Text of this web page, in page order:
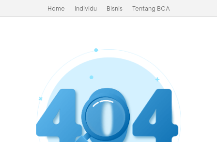
Home Individu Bisnis Tentang BCA